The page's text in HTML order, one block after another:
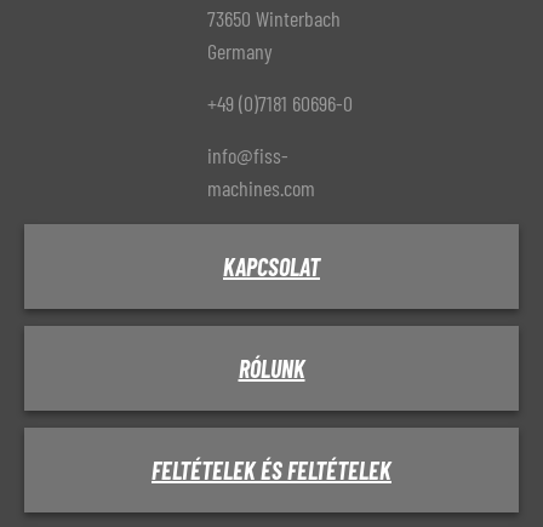
73650 Winterbach
Germany
+49 (0)7181 60696-0
info@fiss-
machines.com
KAPCSOLAT
RÓLUNK
FELTÉTELEK ÉS FELTÉTELEK